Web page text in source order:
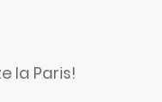
la Paris!